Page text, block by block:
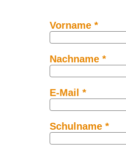
Vorname *
Nachname *
E-Mail *
Schulname *